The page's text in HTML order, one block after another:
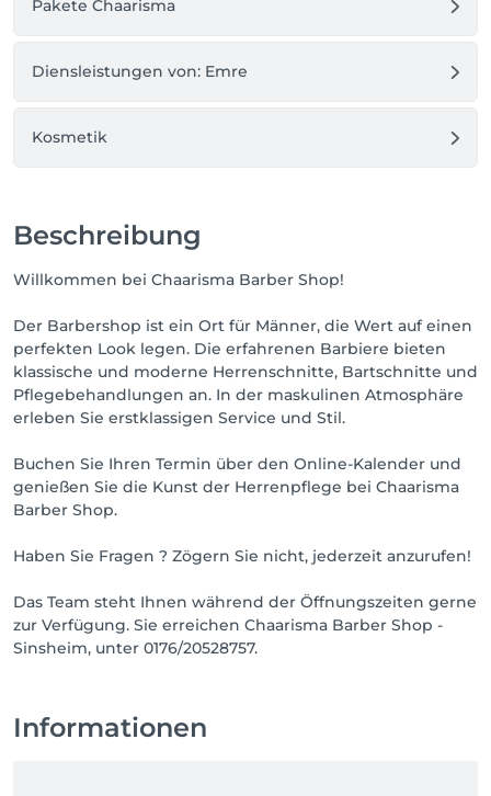
Pakete Chaarisma
Diensleistungen von: Emre
Kosmetik
Beschreibung
Willkommen bei Chaarisma Barber Shop!
Der Barbershop ist ein Ort für Männer, die Wert auf einen
perfekten Look legen. Die erfahrenen Barbiere bieten
klassische und moderne Herrenschnitte, Bartschnitte und
Pflegebehandlungen an. In der maskulinen Atmosphäre
erleben Sie erstklassigen Service und Stil.
Buchen Sie Ihren Termin über den Online-Kalender und
genießen Sie die Kunst der Herrenpflege bei Chaarisma
Barber Shop.
Haben Sie Fragen ? Zögern Sie nicht, jederzeit anzurufen!
Das Team steht Ihnen während der Öffnungszeiten gerne
zur Verfügung. Sie erreichen Chaarisma Barber Shop -
Sinsheim, unter 0176/20528757.
Informationen